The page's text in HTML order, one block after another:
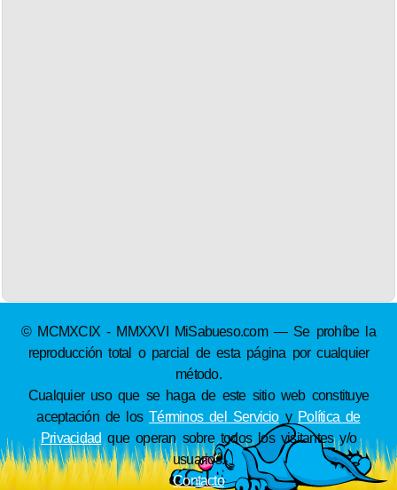
© MCMXCIX - MMXXVI MiSabueso.com — Se prohíbe la
reproducción total o parcial de esta página por cualquier
método.
Cualquier uso que se haga de este sitio web constituye
aceptación de losTérminos del Servicioy Política de
Privacidadque operan sobre todos los visitantes y/o
usuarios.
Contacto